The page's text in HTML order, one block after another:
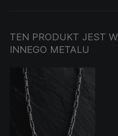
TEN PRODUKT JEST
INNEGO METALU